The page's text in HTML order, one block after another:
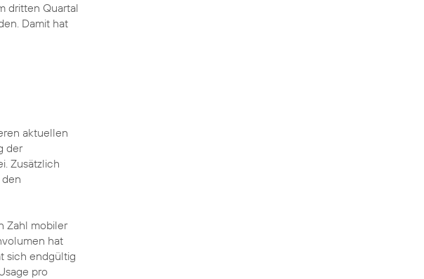
dritten Quartal
Damit hat
aktuellen
der
Zusätzlich
Zahl mobiler
hat
sich endgültig
pro